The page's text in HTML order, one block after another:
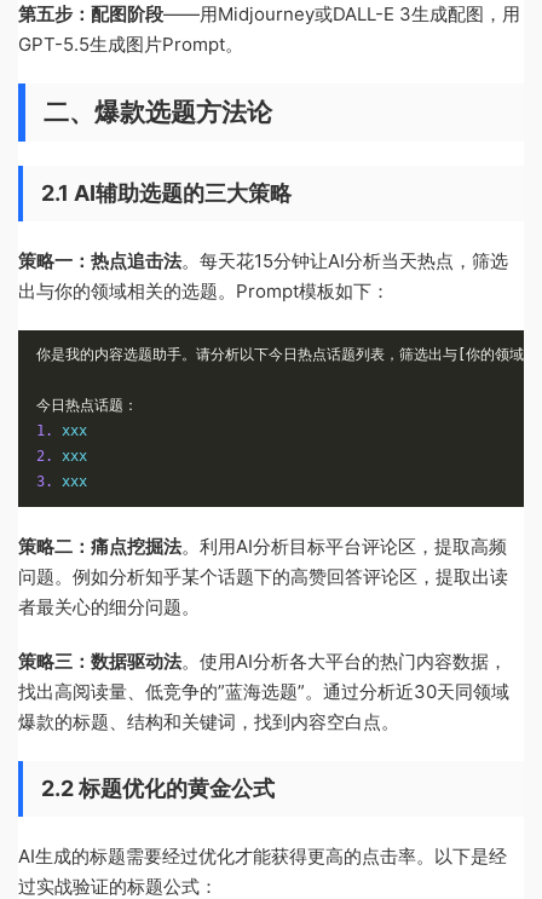
第五步：配图阶段——用Midjourney或DALL-E 3生成配图，用
GPT-5.5生成图片Prompt。
二、爆款选题方法论
2.1 AI辅助选题的三大策略
策略一：热点追击法。每天花15分钟让AI分析当天热点，筛选
出与你的领域相关的选题。Prompt模板如下：
你是我的内容选题助手。请分析以下今日热点话题列表，筛选出与[你的领域]
今日热点话题：
1.
2.
3.
xxx
策略二：痛点挖掘法。利用AI分析目标平台评论区，提取高频
问题。例如分析知乎某个话题下的高赞回答评论区，提取出读
者最关心的细分问题。
策略三：数据驱动法。使用AI分析各大平台的热门内容数据，
找出高阅读量、低竞争的”蓝海选题”。通过分析近30天同领域
爆款的标题、结构和关键词，找到内容空白点。
2.2 标题优化的黄金公式
AI生成的标题需要经过优化才能获得更高的点击率。以下是经
过实战验证的标题公式：